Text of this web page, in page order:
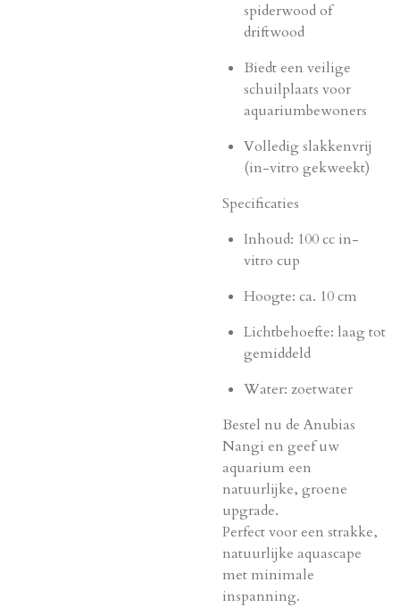
spiderwood of
driftwood
Biedt een veilige
schuilplaats voor
aquariumbewoners
Volledig slakkenvrij
(in-vitro gekweekt)
Specificaties
Inhoud: 100 cc in-
vitro cup
Hoogte: ca. 10 cm
Lichtbehoefte: laag tot
gemiddeld
Water: zoetwater
Bestel nu de Anubias
Nangi en geef uw
aquarium een
natuurlijke, groene
upgrade.
Perfect voor een strakke,
natuurlijke aquascape
met minimale
inspanning.